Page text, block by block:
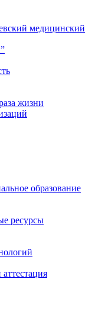
медицинский
жизни
образование
ресурсы